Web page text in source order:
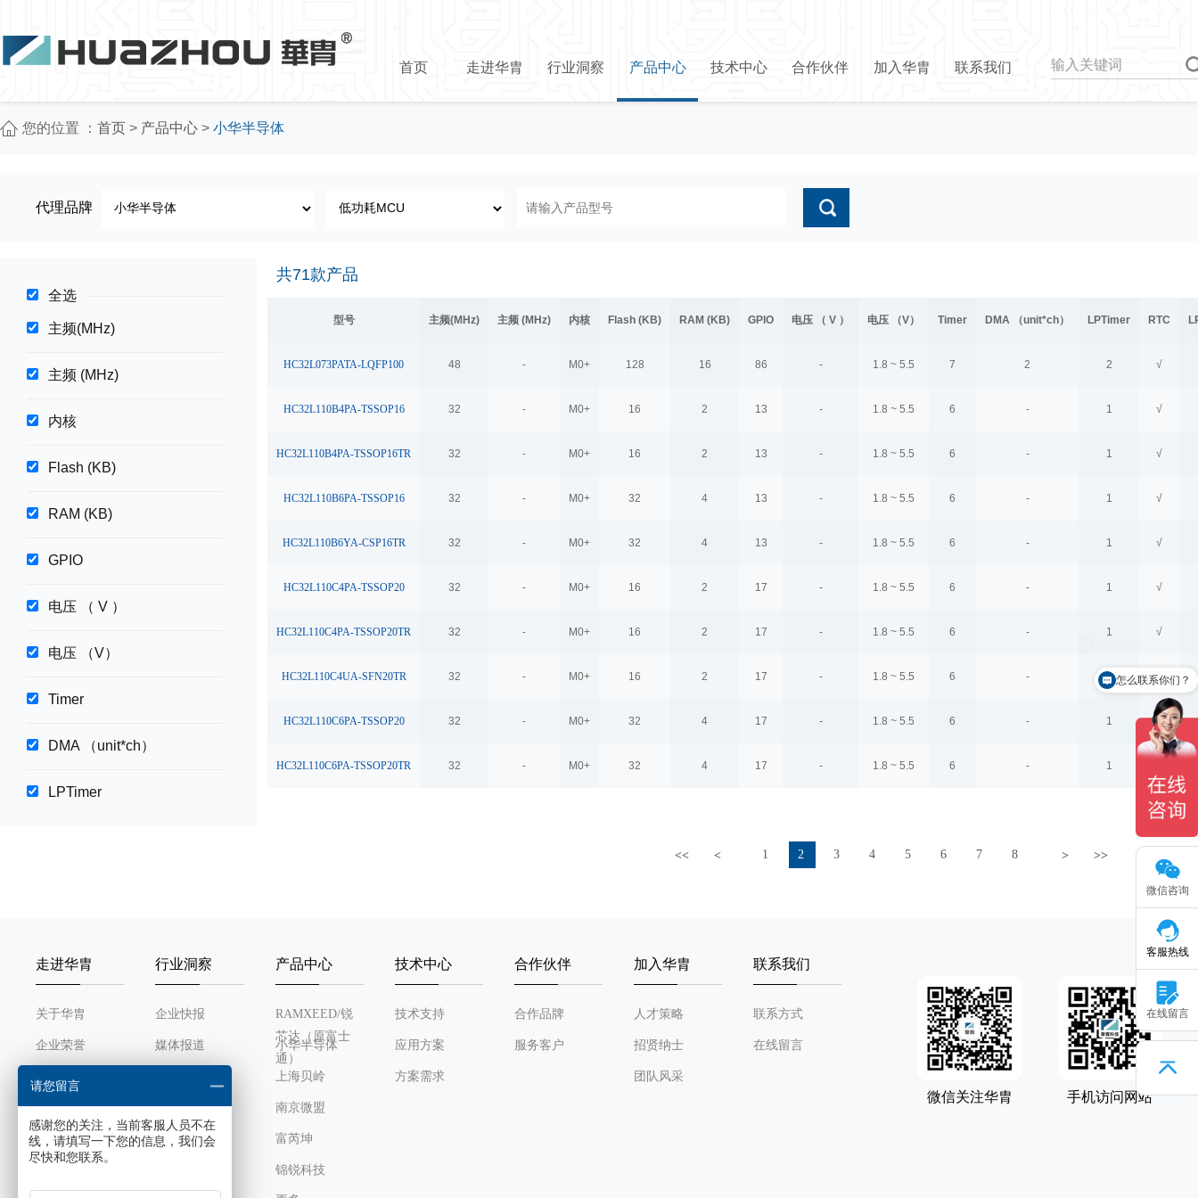
首页 走进华胄 行业洞察 产品中心 技术中心 合作伙伴 加入华胄 联系我们
您的位置 ： 首页 > 产品中心 > 小华半导体
代理品牌
全选
主频(MHz)
主频 (MHz)
内核
Flash (KB)
RAM (KB)
GPIO
电压 （ V ）
电压 （V）
Timer
DMA （unit*ch）
LPTimer
USART/UART
SPI
ADC 12bit （ unit ）
ADC 12bit （ ch ）
共71款产品
型号 主频(MHz) 主频 (MHz) 内核 Flash (KB) RAM (KB) GPIO 电压 （ V ） 电压 （V） Timer DMA （unit*ch） LPTimer RTC
HC32L073PATA-LQFP100 48 - M0+ 128 16 86 - 1.8 ~ 5.5 7 2 2 √
HC32L110B4PA-TSSOP16 32 - M0+ 16 2 13 - 1.8 ~ 5.5 6 - 1 √
HC32L110B4PA-TSSOP16TR 32 - M0+ 16 2 13 - 1.8 ~ 5.5 6 - 1 √
HC32L110B6PA-TSSOP16 32 - M0+ 32 4 13 - 1.8 ~ 5.5 6 - 1 √
HC32L110B6YA-CSP16TR 32 - M0+ 32 4 13 - 1.8 ~ 5.5 6 - 1 √
HC32L110C4PA-TSSOP20 32 - M0+ 16 2 17 - 1.8 ~ 5.5 6 - 1 √
HC32L110C4PA-TSSOP20TR 32 - M0+ 16 2 17 - 1.8 ~ 5.5 6 - 1 √
HC32L110C4UA-SFN20TR 32 - M0+ 16 2 17 - 1.8 ~ 5.5 6 - 1 √
HC32L110C6PA-TSSOP20 32 - M0+ 32 4 17 - 1.8 ~ 5.5 6 - 1 √
HC32L110C6PA-TSSOP20TR 32 - M0+ 32 4 17 - 1.8 ~ 5.5 6 - 1
<< < 1 2 3 4 5 6 7 8 > >>
走进华胄
关于华胄
企业荣誉
发展历程
组织架构
企业文化
行业洞察
企业快报
媒体报道
产品中心
RAMXEED/锐
芯达（原富士
通）
小华半导体
上海贝岭
南京微盟
富芮坤
锦锐科技
技术中心
技术支持
应用方案
方案需求
合作伙伴
合作品牌
服务客户
加入华胄
人才策略
招贤纳士
团队风采
联系我们
联系方式
在线留言
微信关注华胄 手机访问网站
微信咨询
客服热线
在线留言
怎么联系你们？
请您留言
感谢您的关注，当前客服人员不在
线，请填写一下您的信息，我们会
尽快和您联系。